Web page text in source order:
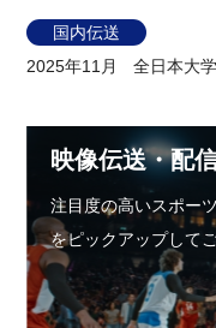
国内伝送
2025年11月
全日本大
映像伝送・配
注目度の高いスポー
をピックアップして